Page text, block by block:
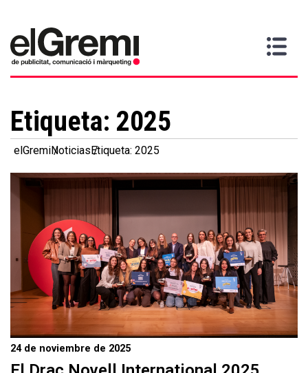
Inicio
Gremi Servicios
>
Contacta
Etiqueta: 2025
elGremiNoticiasEtiqueta: 2025
24 de noviembre de 2025